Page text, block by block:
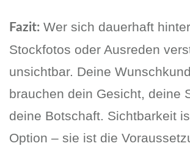
Fazit: Wer sich dauerhaft
Stockfotos oder Ausreden
unsichtbar. Deine
brauchen dein Gesicht, deine
deine Botschaft. Sichtbarkeit
Option – sie ist die